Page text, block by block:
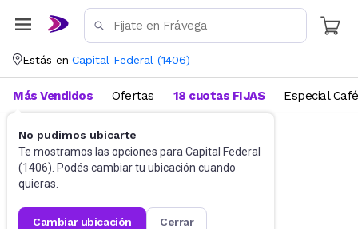
Estás en Capital Federal (1406)
No pudimos ubicarte
Te mostramos las opciones para Capital Federal
(1406). Podés cambiar tu ubicación cuando
quieras.
cambiar ubicación cerrar
Más Vendidos Ofertas 18 cuotas FIJAS Especial Café
Cubiertos Sets de cubiertos